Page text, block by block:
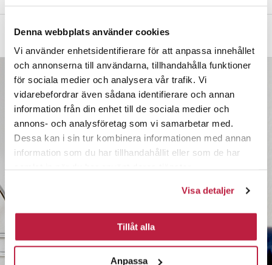
Denna webbplats använder cookies
Vi använder enhetsidentifierare för att anpassa innehållet
och annonserna till användarna, tillhandahålla funktioner
för sociala medier och analysera vår trafik. Vi
vidarebefordrar även sådana identifierare och annan
information från din enhet till de sociala medier och
annons- och analysföretag som vi samarbetar med.
Dessa kan i sin tur kombinera informationen med annan
information som du har tillhandahållit eller som de har
Visa detaljer
Tillåt alla
Anpassa
Mått och dimensioner